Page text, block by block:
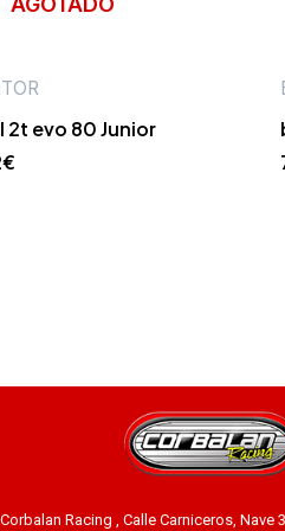
2t evo 80 Junior
€
Corbalan Racing , Calle Carniceros, Nave